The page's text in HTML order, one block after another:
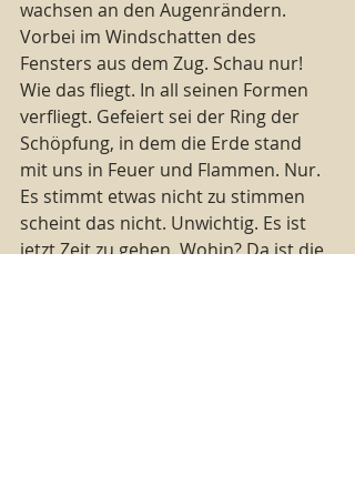
wachsen an den Augenrändern.
Vorbei im Windschatten des
Fensters aus dem Zug. Schau nur!
Wie das fliegt. In all seinen Formen
verfliegt. Gefeiert sei der Ring der
Schöpfung, in dem die Erde stand
mit uns in Feuer und Flammen. Nur.
Es stimmt etwas nicht zu stimmen
scheint das nicht. Unwichtig. Es ist
jetzt Zeit zu gehen. Wohin? Da ist die